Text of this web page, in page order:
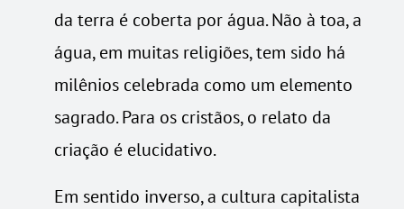
da terra é coberta por água. Não à toa, a
água, em muitas religiões, tem sido há
milênios celebrada como um elemento
sagrado. Para os cristãos, o relato da
criação é elucidativo.
Em sentido inverso, a cultura capitalista